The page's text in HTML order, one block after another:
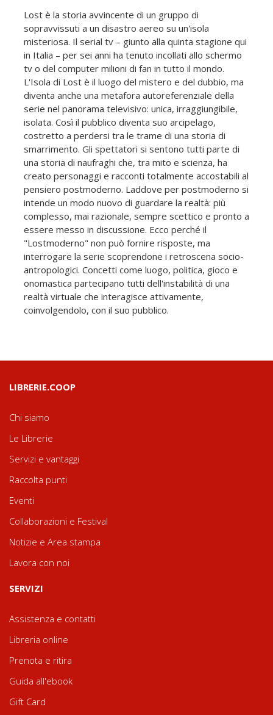
Lost è la storia avvincente di un gruppo di
sopravvissuti a un disastro aereo su un'isola
misteriosa. Il serial tv – giunto alla quinta stagione qui
in Italia – per sei anni ha tenuto incollati allo schermo
tv o del computer milioni di fan in tutto il mondo.
L'Isola di Lost è il luogo del mistero e del dubbio, ma
diventa anche una metafora autoreferenziale della
serie nel panorama televisivo: unica, irraggiungibile,
isolata. Così il pubblico diventa suo arcipelago,
costretto a perdersi tra le trame di una storia di
smarrimento. Gli spettatori si sentono tutti parte di
una storia di naufraghi che, tra mito e scienza, ha
creato personaggi e racconti totalmente accostabili al
pensiero postmoderno. Laddove per postmoderno si
intende un modo nuovo di guardare la realtà: più
complesso, mai razionale, sempre scettico e pronto a
essere messo in discussione. Ecco perché il
"Lostmoderno" non può fornire risposte, ma
interrogare la serie scoprendone i retroscena socio-
antropologici. Concetti come luogo, politica, gioco e
onomastica partecipano tutti dell'instabilità di una
realtà virtuale che interagisce attivamente,
coinvolgendolo, con il suo pubblico.
LIBRERIE.COOP
Chi siamo
Le Librerie
Servizi e vantaggi
Raccolta punti
Eventi
Collaborazioni e Festival
Notizie e Area stampa
Lavora con noi
SERVIZI
Assistenza e contatti
Libreria online
Prenota e ritira
Guida all'ebook
Gift Card